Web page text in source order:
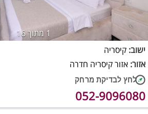
1מתוך 16
ישוב: קיסריה
אזור: אזור קיסריה חדרה
052-9096080